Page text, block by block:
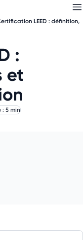
LEED : définition,
:
et
: 5 min